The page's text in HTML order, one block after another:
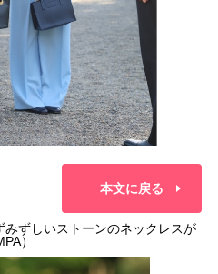
本文に戻る
ずしいストーンのネックレスが
）